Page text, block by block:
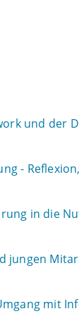
und der
-
in die
jungen
mit